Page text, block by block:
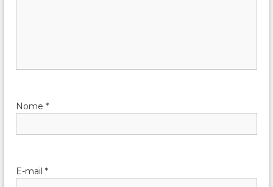
t
Nome*
E-mail*